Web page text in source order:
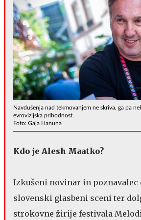
Navdušenja nad tekmovanjem ne skriva, ga pa
evrovizijska prihodnost.
Foto: Gaja Hanuna
Kdo je Alesh Maatko?
Izkušeni novinar in poznavalec
slovenski glasbeni sceni ter
strokovne žirije festivala